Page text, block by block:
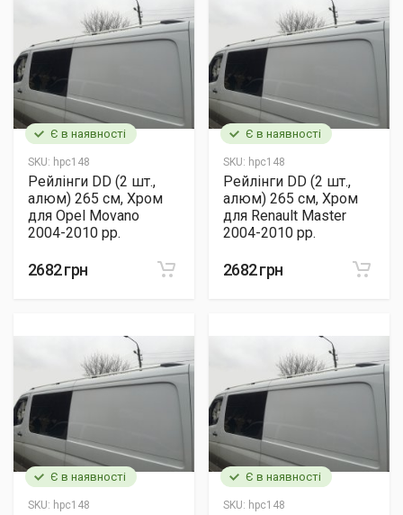
Є в наявності
SKU: hpc148
Рейлінги DD (2 шт.,
алюм) 265 см, Хром
для Opel Movano
2004-2010 рр.
2682 грн
Є в наявності
SKU: hpc148
Рейлінги DD (2 шт.,
алюм) 265 см, Хром
для Renault Master
2004-2010 рр.
2682 грн
Є в наявності
SKU: hpc148
Є в наявності
SKU: hpc148